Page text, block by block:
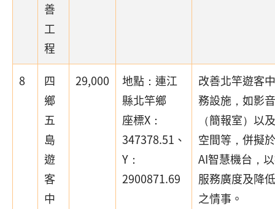
善
工
程
8
四
鄉
五
島
遊
客
中
29,000
地點：連江
縣北竿鄉
座標X：
347378.51、
Y：
2900871.69
改善北竿遊客
務設施，如影
（簡報室）以
空間等，併擬
AI智慧機台，
服務廣度及降
之情事。